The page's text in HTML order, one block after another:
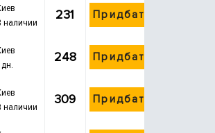
наличии
231 Придбати
дн.
248 Придбати
наличии
309 Придбати